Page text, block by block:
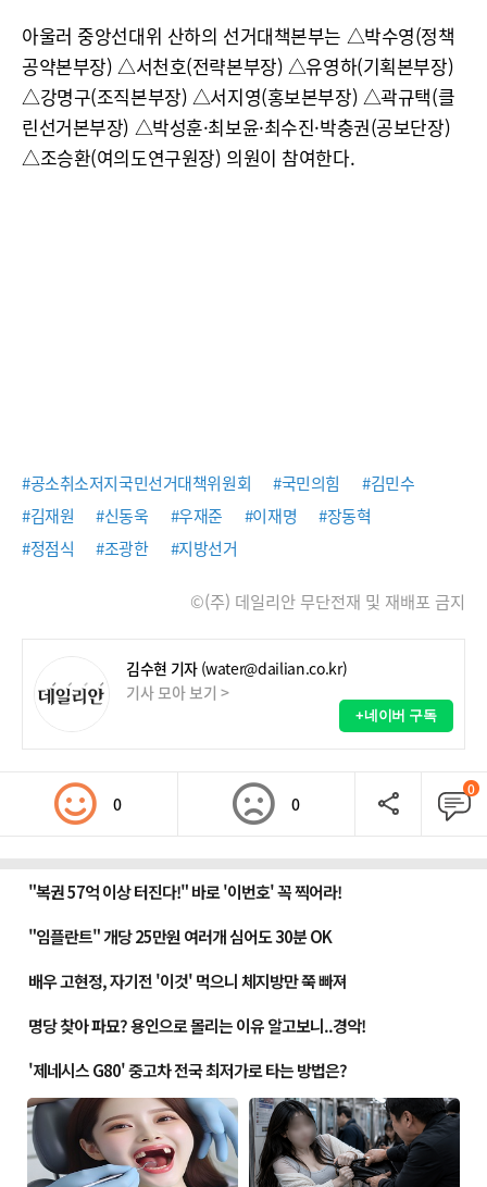
아울러 중앙선대위 산하의 선거대책본부는 △박수영(정책
공약본부장) △서천호(전략본부장) △유영하(기획본부장)
△강명구(조직본부장) △서지영(홍보본부장) △곽규택(클
린선거본부장) △박성훈·최보윤·최수진·박충권(공보단장)
△조승환(여의도연구원장) 의원이 참여한다.
#공소취소저지국민선거대책위원회 #국민의힘
#김민수
#김재원
#신동욱 #우재준 #이재명
#장동혁
#정점식
#조광한 #지방선거
©(주) 데일리안 무단전재 및 재배포 금지
김수현 기자 (water@dailian.co.kr)
기사 모아 보기 >
+네이버 구독
0 0
0